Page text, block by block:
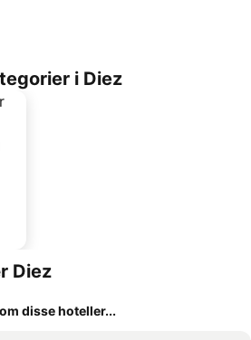
i Diez
Diez
disse hoteller...